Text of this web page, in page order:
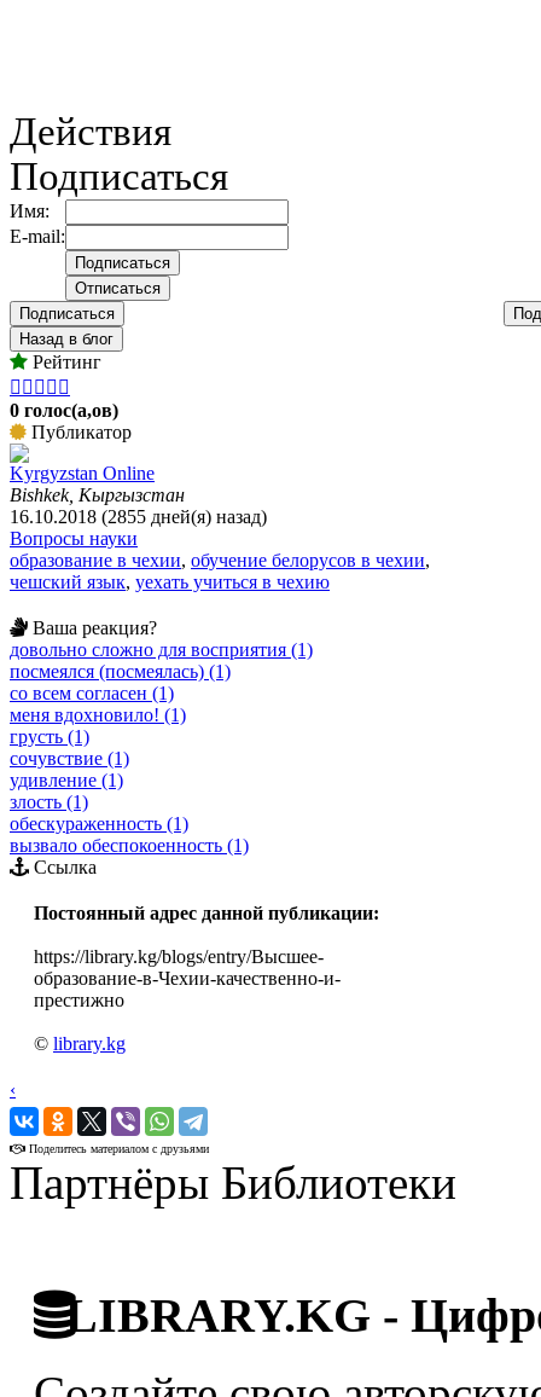
Действия
Подписаться
Имя:
E-mail:
Подписаться
Назад в блог
Рейтинг
    
0 голос(а,ов)
Публикатор
Kyrgyzstan Online
Bishkek, Кыргызстан
16.10.2018 (2855 дней(я) назад)
Вопросы науки
образование в чехии, обучение белорусов в чехии,
чешский язык, уехать учиться в чехию
Ваша реакция?
довольно сложно для восприятия (1)
посмеялся (посмеялась) (1)
со всем согласен (1)
меня вдохновило! (1)
грусть (1)
сочувствие (1)
удивление (1)
злость (1)
обескураженность (1)
вызвало обеспокоенность (1)
Ссылка
Постоянный адрес данной публикации:
https://library.kg/blogs/entry/Высшее-
образование-в-Чехии-качественно-и-
престижно
© library.kg
‹
›
Поделитесь материалом с друзьями
Партнёры Библиотеки
LIBRARY.KG -